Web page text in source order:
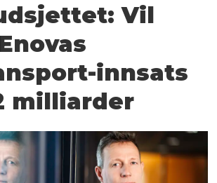
Vil
innsats
milliarder